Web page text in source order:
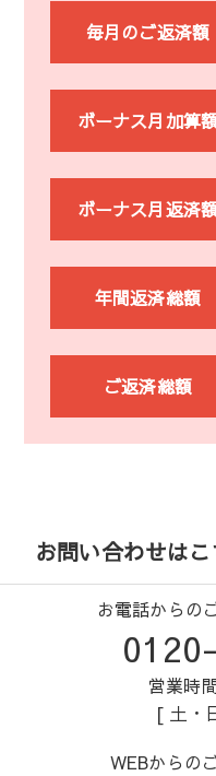
毎月のご返済額
ボーナス月加算
ボーナス月返済
年間返済総額
ご返済総額
お問い合わせは
お電話からの
営業時
[ 土・
WEBからの